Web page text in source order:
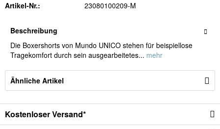
Artikel-Nr.: 23080100209-M
Beschreibung
Die Boxershorts von Mundo UNICO stehen für beispiellose
Tragekomfort durch sein ausgearbeitetes... mehr
Ähnliche Artikel
Kostenloser Versand*